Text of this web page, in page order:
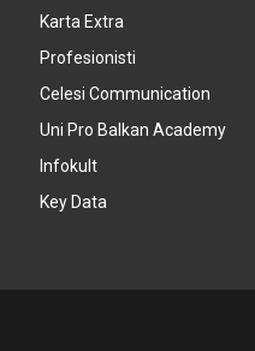
Karta Extra
Profesionisti
Celesi Communication
Uni Pro Balkan Academy
Infokult
Key Data